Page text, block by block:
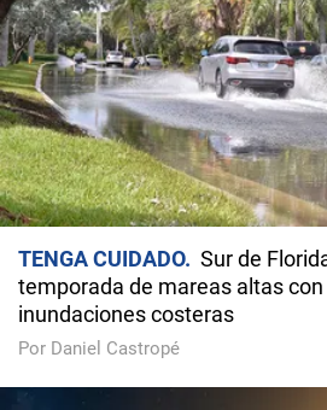
TENGA CUIDADO
Sur de
temporada de mareas altas con
inundaciones costeras
Por Daniel Castropé